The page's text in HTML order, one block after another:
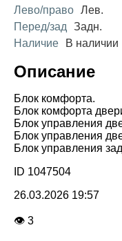
Лево/право Лев.
Перед/зад
Задн.
Наличие
В наличии
Описание
Блок комфорта.
Блок комфорта
Блок управления
Блок управления
Блок управления
ID 1047504
26.03.2026 19:57
👁 3